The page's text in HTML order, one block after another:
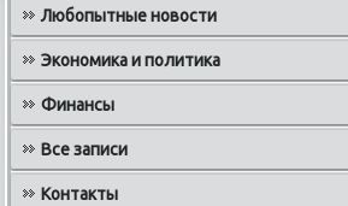
Любопытные новости
Экономика и политика
Финансы
Все записи
Контакты